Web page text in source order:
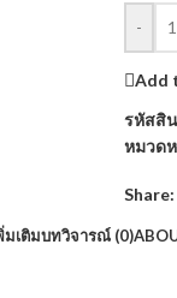
-
Add
รหัสสิ
หมวด
Share:
เติมบทวิจารณ์ (0)